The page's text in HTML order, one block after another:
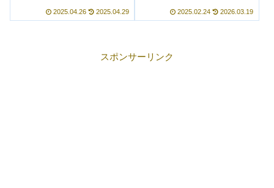
されていてとても良い
◎！
2025.04.26 2025.04.29
ザインが格好良すぎる！
2025.02.24 2026.03.19
スポンサーリンク